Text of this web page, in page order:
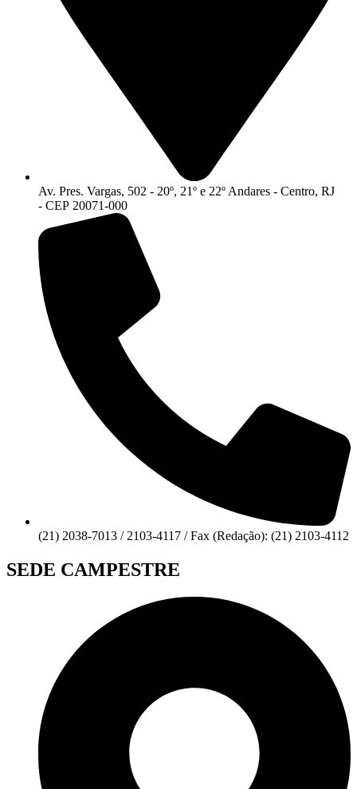
Av. Pres. Vargas, 502 - 20º, 21º e 22º Andares - Centro, RJ
- CEP 20071-000
(21) 2038-7013 / 2103-4117 / Fax (Redação): (21) 2103-4112
SEDE CAMPESTRE